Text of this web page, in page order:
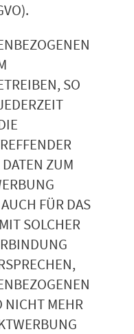
SO
ZUM
FÜR DAS
SOLCHER
NICHT MEHR